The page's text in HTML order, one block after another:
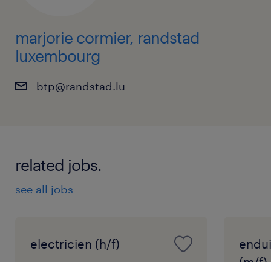
marjorie cormier, randstad
luxembourg
btp@randstad.lu
related jobs.
see all jobs
electricien (h/f)